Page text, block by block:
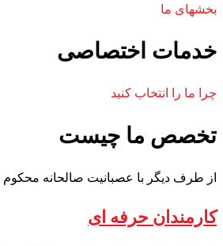
بخشهای ما
خدمات اختصاصی
چرا ما را انتخاب کنید
تخصص ما چیست
از طرف دیگر با عصبانیت صالحانه
کارمندان حرفه ای